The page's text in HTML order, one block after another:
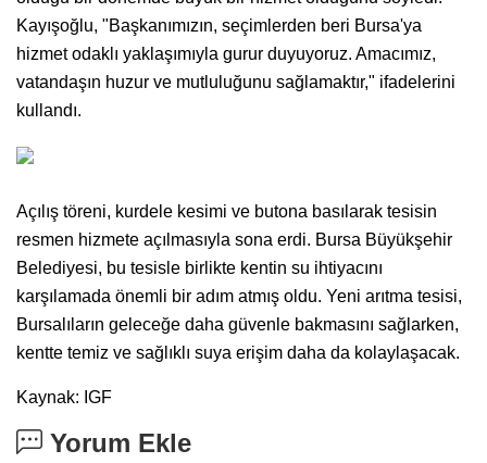
Kayışoğlu, "Başkanımızın, seçimlerden beri Bursa'ya
hizmet odaklı yaklaşımıyla gurur duyuyoruz. Amacımız,
vatandaşın huzur ve mutluluğunu sağlamaktır," ifadelerini
kullandı.
Açılış töreni, kurdele kesimi ve butona basılarak tesisin
resmen hizmete açılmasıyla sona erdi. Bursa Büyükşehir
Belediyesi, bu tesisle birlikte kentin su ihtiyacını
karşılamada önemli bir adım atmış oldu. Yeni arıtma tesisi,
Bursalıların geleceğe daha güvenle bakmasını sağlarken,
kentte temiz ve sağlıklı suya erişim daha da kolaylaşacak.
Kaynak: IGF
Yorum Ekle